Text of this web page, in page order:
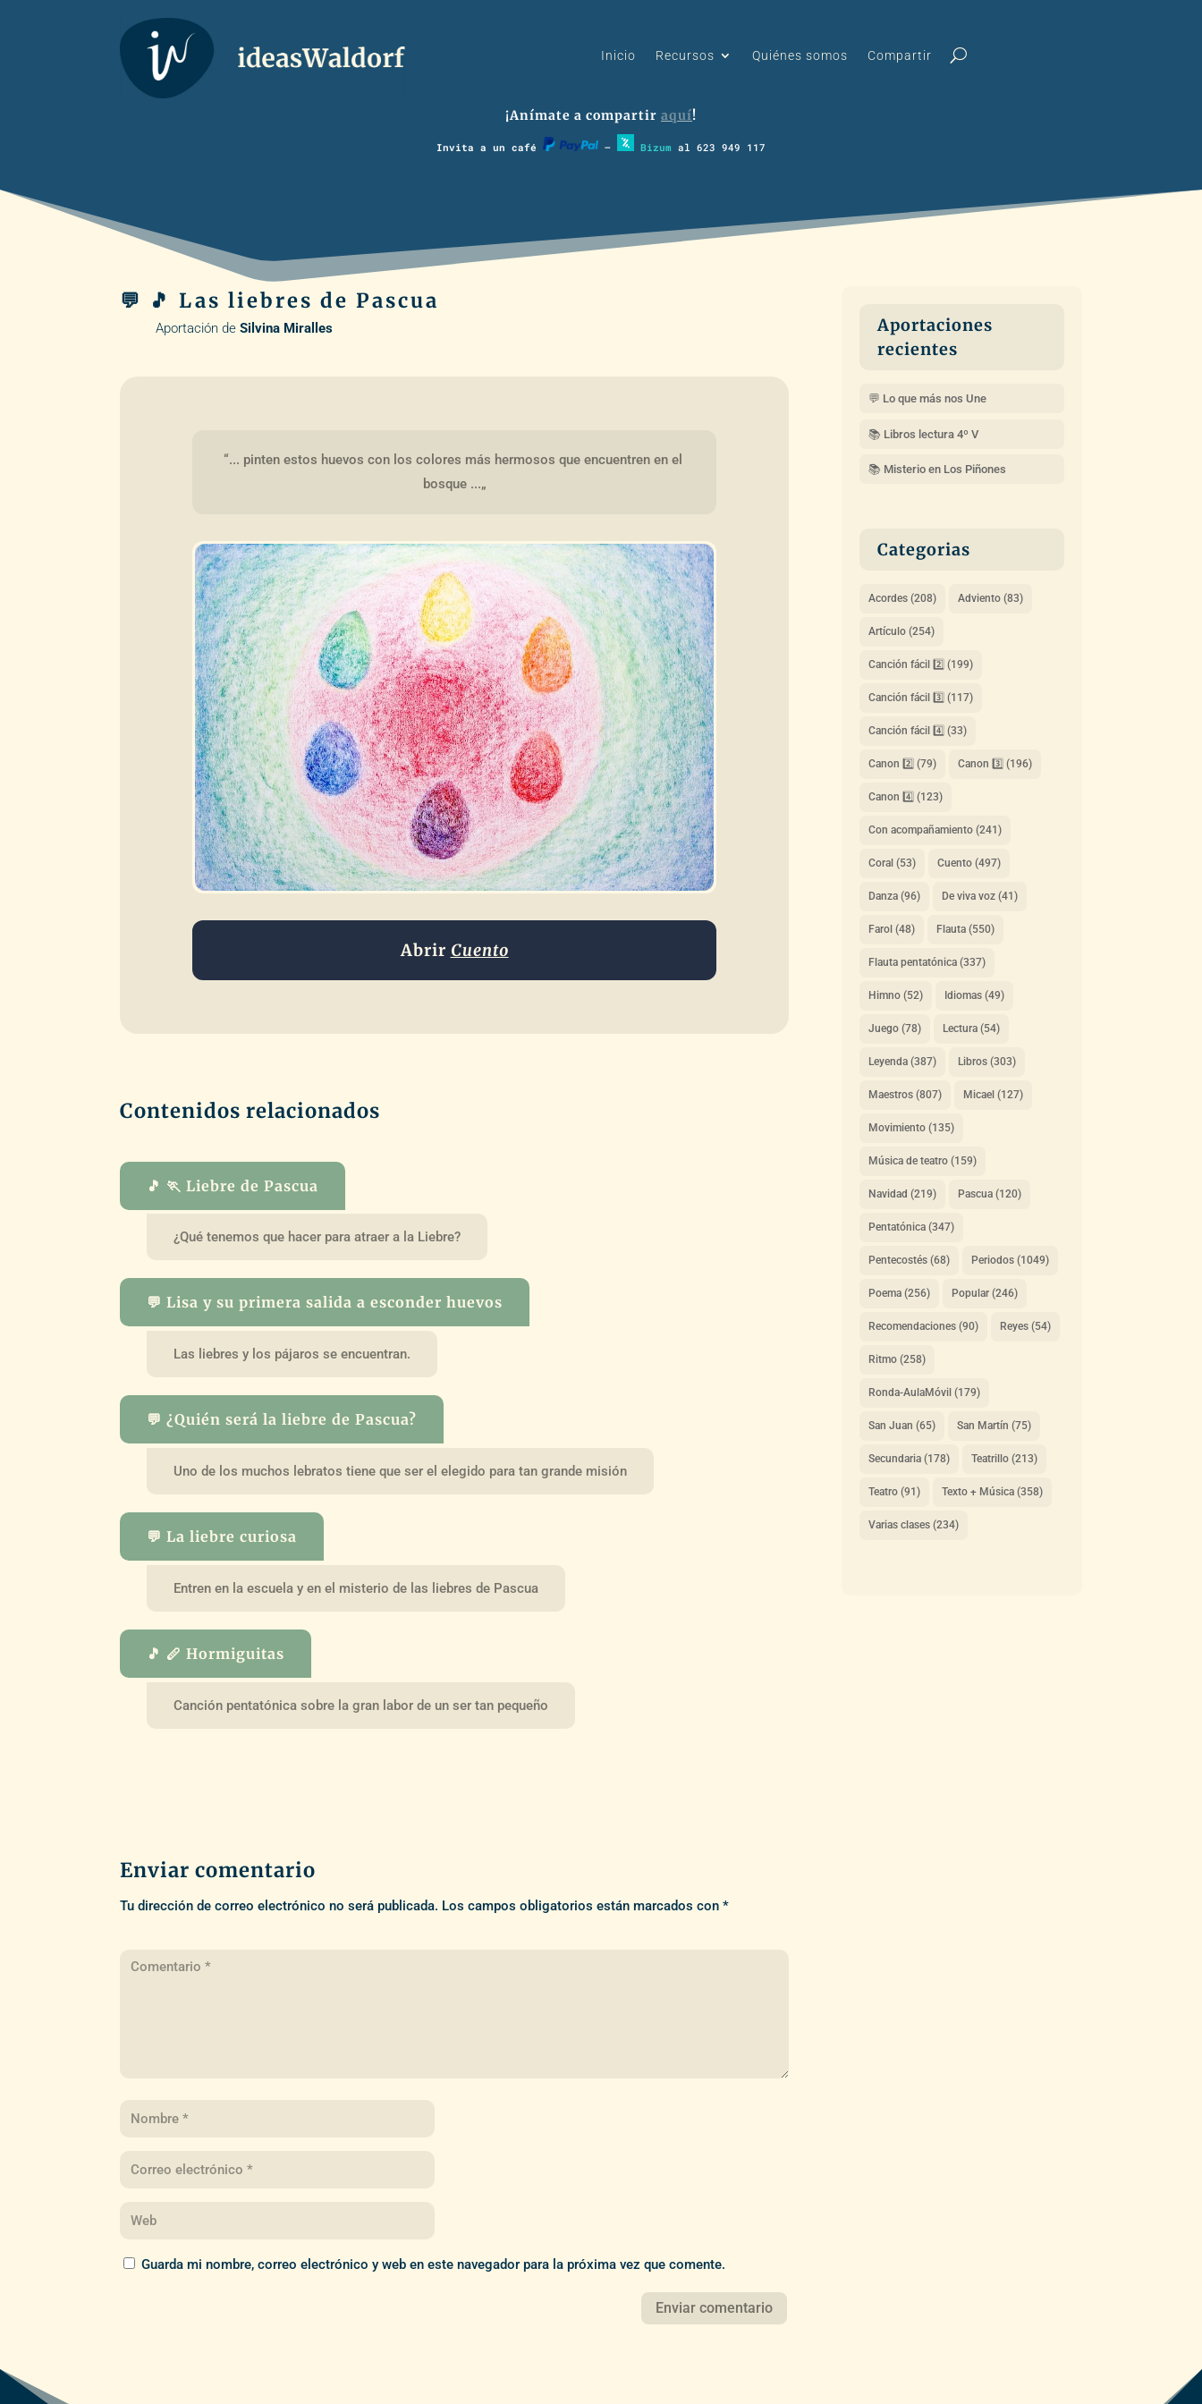
Inicio Recursos Quiénes somos Compartir
¡Anímate a compartir aquí!
Invita a un café – Bizum al 623 949 117
💬 🎵 Las liebres de Pascua
Aportación deSilvina Miralles
“... pinten estos huevos con los colores más hermosos que encuentren en el
bosque ...„
Abrir Cuento
Contenidos relacionados
🎵 🏃 Liebre de Pascua
¿Qué tenemos que hacer para atraer a la Liebre?
💬 Lisa y su primera salida a esconder huevos
Las liebres y los pájaros se encuentran.
💬 ¿Quién será la liebre de Pascua?
Uno de los muchos lebratos tiene que ser el elegido para tan grande misión
💬 La liebre curiosa
Entren en la escuela y en el misterio de las liebres de Pascua
🎵 🪈 Hormiguitas
Canción pentatónica sobre la gran labor de un ser tan pequeño
Enviar comentario
Tu dirección de correo electrónico no será publicada. Los campos obligatorios están marcados con*
Guarda mi nombre, correo electrónico y web en este navegador para la próxima vez que comente.
Aportaciones
recientes
💬 Lo que más nos Une
📚 Libros lectura 4º V
📚 Misterio en Los Piñones
Categorias
Acordes(208) Adviento(83)
Artículo(254)
Canción fácil 2️⃣ (199)
Canción fácil 3️⃣ (117)
Canción fácil 4️⃣ (33)
Canon 2️⃣ (79) Canon 3️⃣ (196)
Canon 4️⃣ (123)
Con acompañamiento(241)
Coral (53) Cuento(497)
Danza(96) De viva voz(41)
Farol (48) Flauta(550)
Flauta pentatónica(337)
Himno(52) Idiomas(49)
Juego(78) Lectura(54)
Leyenda(387) Libros(303)
Maestros(807) Micael (127)
Movimiento(135)
Música de teatro(159)
Navidad (219) Pascua(120)
Pentatónica(347)
Pentecostés(68) Periodos(1049)
Poema(256) Popular(246)
Recomendaciones(90) Reyes(54)
Ritmo(258)
Ronda-AulaMóvil (179)
San Juan (65) San Martín (75)
Secundaria(178) Teatrillo(213)
Teatro(91) Texto + Música(358)
Varias clases(234)